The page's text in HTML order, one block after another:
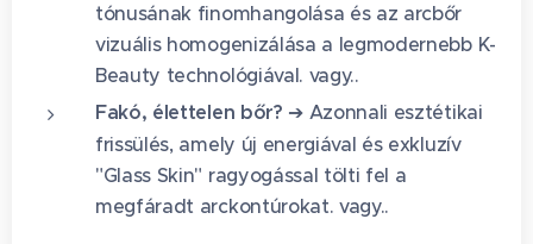
tónusának finomhangolása és az arcbőr
vizuális homogenizálása a legmodernebb K-
Beauty technológiával. vagy..
Fakó, élettelen bőr? ➔ Azonnali esztétikai
frissülés, amely új energiával és exkluzív
"Glass Skin" ragyogással tölti fel a
megfáradt arckontúrokat. vagy..